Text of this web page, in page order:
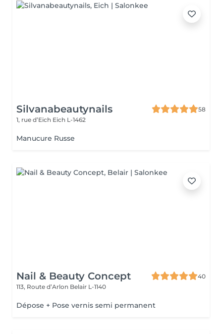
Silvanabeautynails
58
1, rue d’Eich Eich L-1462
Manucure Russe
Nail & Beauty Concept
40
113, Route d’Arlon Belair L-1140
Dépose + Pose vernis semi permanent